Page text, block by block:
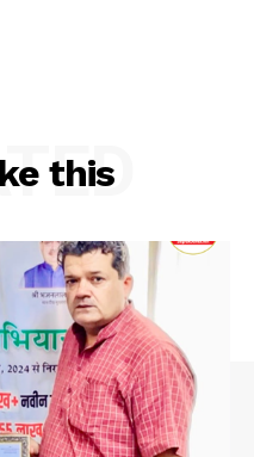
this